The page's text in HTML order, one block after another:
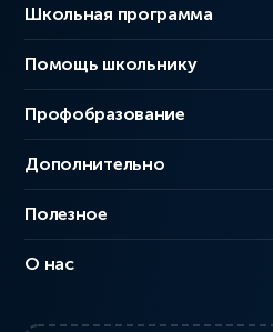
Школьная программа
Помощь школьнику
Профобразование
Дополнительно
Полезное
О нас